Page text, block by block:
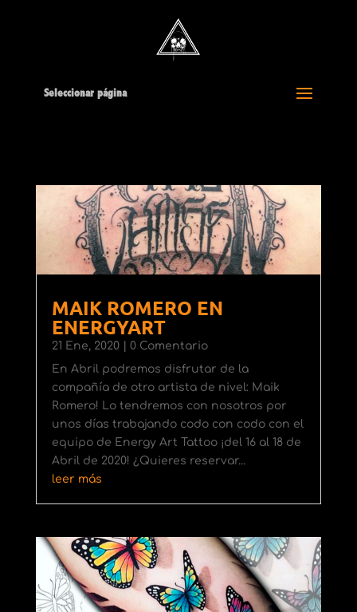
Seleccionar página
MAIK ROMERO EN
ENERGYART
21 Ene, 2020| 0 Comentario
En Abril podremos disfrutar de la
compañía de otro artista de nivel: Maik
Romero! Lo tendremos con nosotros por
unos días trabajando codo con codo con el
equipo de Energy Art Tattoo ¡del 16 al 18 de
Abril de 2020! ¿Quieres reservar...
leer más